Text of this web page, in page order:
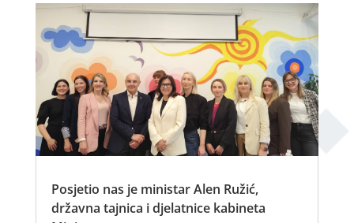
Posjetio nas je ministar Alen Ružić,
državna tajnica i djelatnice kabineta